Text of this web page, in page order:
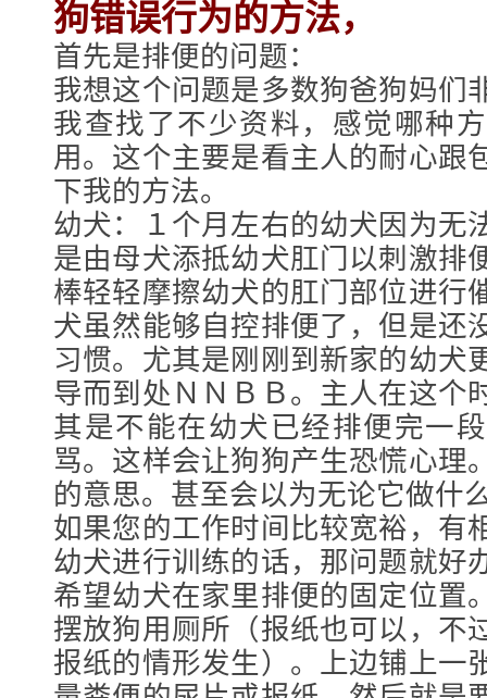
狗错误行为的方法，
首先是排便的问题：
我想这个问题是多数狗爸狗妈们
我查找了不少资料，感觉哪种
用。这个主要是看主人的耐心跟
下我的方法。
幼犬：１个月左右的幼犬因为无
是由母犬添抵幼犬肛门以刺激排
棒轻轻摩擦幼犬的肛门部位进行
犬虽然能够自控排便了，但是还
习惯。尤其是刚刚到新家的幼犬
导而到处ＮＮＢＢ。主人在这个
其是不能在幼犬已经排便完一
骂。这样会让狗狗产生恐慌心理
的意思。甚至会以为无论它做什
如果您的工作时间比较宽裕，有
幼犬进行训练的话，那问题就好
希望幼犬在家里排便的固定位置
摆放狗用厕所（报纸也可以，不
报纸的情形发生）。上边铺上一